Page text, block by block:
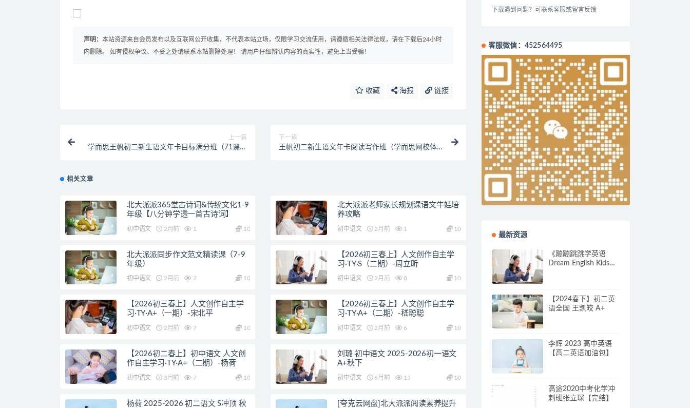
声明： 本站资源来自会员发布以及互联网公开收集，不代表本站立场，仅限学习交流使用，请遵循相关法律法规，请在下载后24小时
内删除。 如有侵权争议、不妥之处请联系本站删除处理！ 请用户仔细辨认内容的真实性，避免上当受骗！
收藏 海报 链接
上一篇
学而思王帆初二新生语文年卡目标满分班（71课时
下一篇
王帆初二新生语文年卡阅读写作班（学而思网校体
相关文章
北大派派365堂古诗词&传统文化1-9
年级【八分钟学透一首古诗词】
初中语文 2月前 1 10
北大派派老师家长规划课语文牛娃培
养攻略
初中语文 2月前 1 10
北大派派同步作文范文精读课（7-9
年级）
初中语文 2月前 2 10
【2026初三春上】人文创作自主学
习·TY·S（二期）-周立昕
初中语文 2月前 8 10
【2026初三春上】人文创作自主学
习·TY·A+（一期）-宋北平
初中语文 2月前 7 10
【2026初三春上】人文创作自主学
习·TY·A+（二期）-嵇聪聪
初中语文 2月前 6 10
【2026初二春上】初中语文 人文创
作自主学习·TY·A+（二期）-杨荷
初中语文 3月前 7 10
刘璐 初中语文 2025-2026初一语文
A+秋下
初中语文 6月前 15 10
杨荷 2025-2026 初二语文 S冲顶 秋
[夸克云网盘]北大派派阅读素养提升
下载遇到问题？可联系客服或留言反馈
客服微信：452564495
最新资源
《蹦蹦跳跳学英语
Dream English Kids》
【2024春下】初二英
语全国 王凯皎 A+
李辉 2023 高中英语
【高二英语加油包】
高途2020中考化学冲
刺班张立琛【完结】